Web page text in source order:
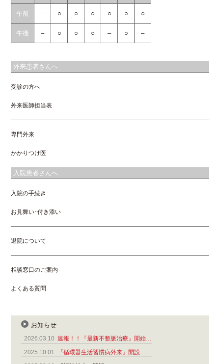
午前 – ○ ○ ○ ○ ○ ○
午後 – ○ ○ ○ – ○ –
外来患者さんへ
受診の方へ
外来医師担当表
専門外来
かかりつけ医
入院患者さんへ
入院の手続き
お見舞い･付き添い
退院について
相談窓口のご案内
よくある質問
お知らせ
2026.03.10 速報！！『最新不整脈治療』開始…
2025.10.01
『循環器生活習慣病外来』開設…